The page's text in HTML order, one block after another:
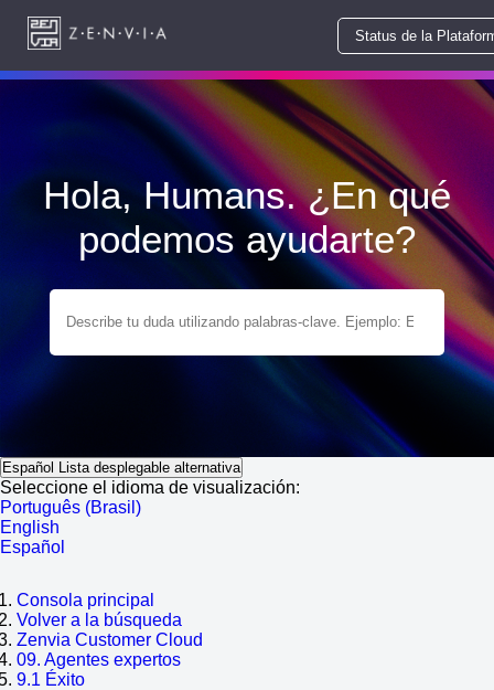
Status de la
Hola, Humans. ¿En qué
podemos ayudarte?
Español Lista desplegable alternativa
Seleccione el idioma de visualización:
Português (Brasil)
English
Español
Consola principal
Volver a la búsqueda
Zenvia Customer Cloud
09. Agentes expertos
9.1 Éxito